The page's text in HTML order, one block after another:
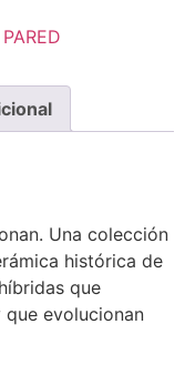
Una colección
histórica de
que
evolucionan